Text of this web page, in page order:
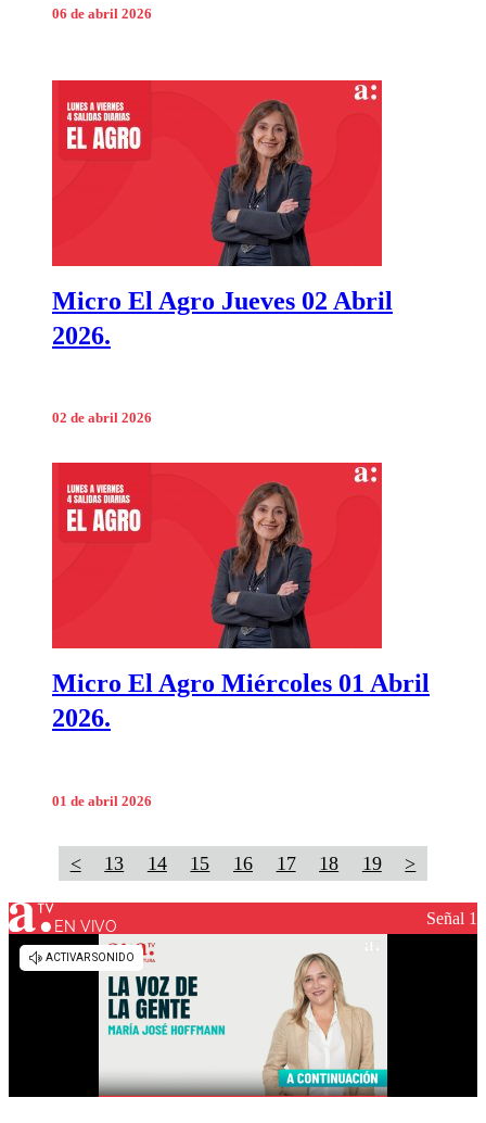
06 de abril 2026
Micro El Agro Jueves 02 Abril
2026.
02 de abril 2026
Micro El Agro Miércoles 01 Abril
2026.
01 de abril 2026
< 13 14 15 16 17 18 19 >
EN VIVO Señal 1